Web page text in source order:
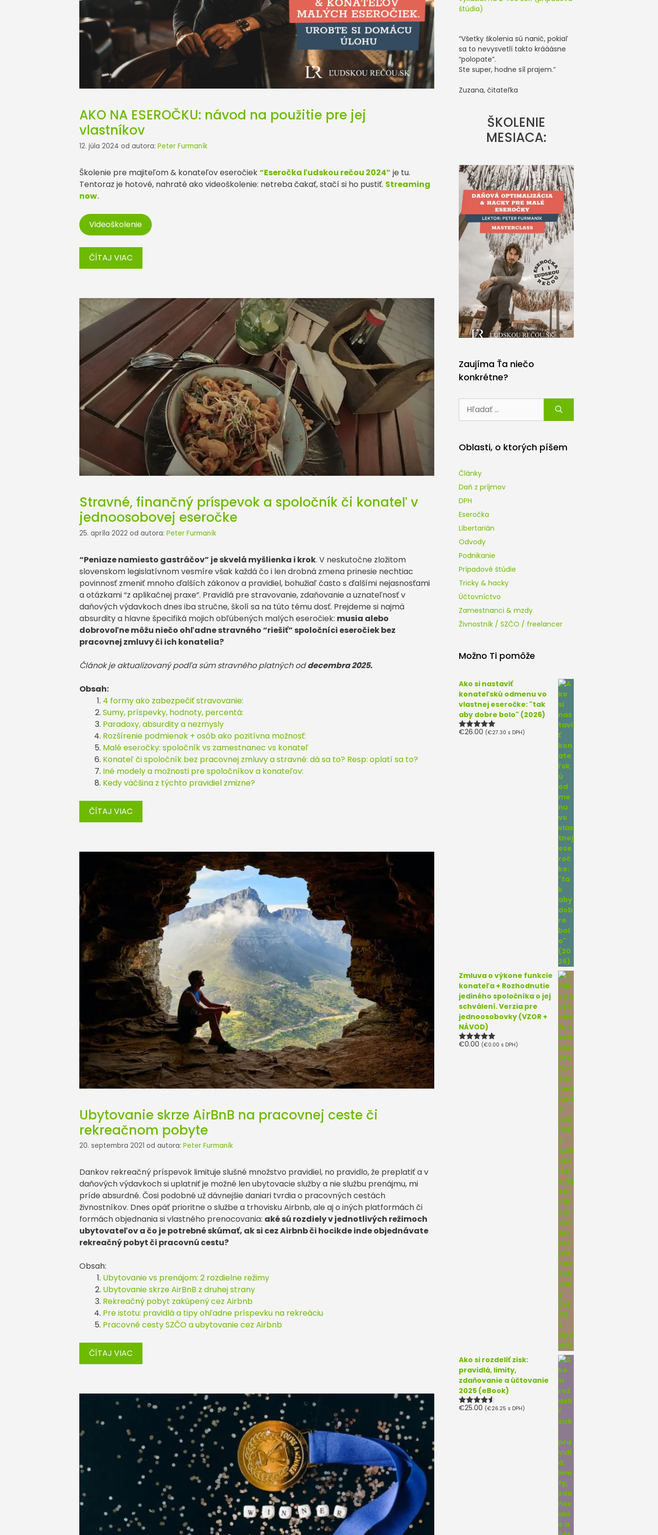
AKO NA ESEROČKU: návod na použitie pre jej
vlastníkov
12. júla 2024 od autora: Peter Furmaník
Školenie pre majiteľom & konateľov eseročiek“Eseročka ľudskou rečou 2024” je tu.
Tentoraz je hotové, nahraté ako videoškolenie: netreba čakať, stačí si ho pustiť. Streaming
now.
Videoškolenie
ČÍTAJ VIAC
Stravné, finančný príspevok a spoločník či konateľ v
jednoosobovej eseročke
25. apríla 2022 od autora: Peter Furmaník
“Peniaze namiesto gastráčov” je skvelá myšlienka i krok. V neskutočne zložitom
slovenskom legislatívnom vesmíre však každá čo i len drobná zmena prinesie nechtiac
povinnosť zmeniť mnoho ďalších zákonov a pravidiel, bohužiaľ často s ďalšími nejasnosťami
a otázkami “z aplikačnej praxe”. Pravidlá pre stravovanie, zdaňovanie a uznateľnosť v
daňových výdavkoch dnes iba stručne, školí sa na túto tému dosť. Prejdeme si najmä
absurdity a hlavne špecifiká mojich obľúbených malých eseročiek: musia alebo
dobrovoľne môžu niečo ohľadne stravného “riešiť” spoločníci eseročiek bez
pracovnej zmluvy či ich konatelia?
Článok je aktualizovaný podľa súm stravného platných oddecembra 2025.
Obsah:
4 formy ako zabezpečiť stravovanie:
Sumy, príspevky, hodnoty, percentá:
Paradoxy, absurdity a nezmysly
Rozšírenie podmienok + osôb ako pozitívna možnosť:
Malé eseročky: spoločník vs zamestnanec vs konateľ
Konateľ či spoločník bez pracovnej zmluvy a stravné: dá sa to? Resp: oplatí sa to?
Iné modely a možnosti pre spoločníkov a konateľov:
Kedy väčšina z týchto pravidiel zmizne?
ČÍTAJ VIAC
Ubytovanie skrze AirBnB na pracovnej ceste či
rekreačnom pobyte
20. septembra 2021 od autora: Peter Furmaník
Dankov rekreačný príspevok limituje slušné množstvo pravidiel, no pravidlo, že preplatiť a v
daňových výdavkoch si uplatniť je možné len ubytovacie služby a nie službu prenájmu, mi
príde absurdné. Čosi podobné už dávnejšie daniari tvrdia o pracovných cestách
živnostníkov. Dnes opäť prioritne o službe a trhovisku Airbnb, ale aj o iných platformách či
formách objednania si vlastného prenocovania: aké sú rozdiely v jednotlivých režimoch
ubytovateľov a čo je potrebné skúmať, ak si cez Airbnb či hocikde inde objednávate
rekreačný pobyt či pracovnú cestu?
Obsah:
Ubytovanie vs prenájom: 2 rozdielne režimy
Ubytovanie skrze AirBnB z druhej strany
Rekreačný pobyt zakúpený cez Airbnb
Pre istotu: pravidlá a tipy ohľadne príspevku na rekreáciu
Pracovné cesty SZČO a ubytovanie cez Airbnb
ČÍTAJ VIAC
štúdia)
“Všetky školenia sú nanič, pokiaľ
sa to nevysvetlí takto krááásne
“polopate”.
Ste super, hodne síl prajem.”
Zuzana, čitateľka
ŠKOLENIE
MESIACA:
Zaujíma Ťa niečo
konkrétne?
Oblasti, o ktorých píšem
Články
Daň z príjmov
DPH
Eseročka
Libertarián
Odvody
Podnikanie
Prípadové štúdie
Tricky & hacky
Účtovníctvo
Zamestnanci & mzdy
Živnostník / SZČO / freelancer
Možno Ti pomôže
Ako si nastaviť
konateľskú odmenu vo
vlastnej eseročke: "tak
aby dobre bolo" (2026)
Hodnotenie
€26.00 (€27.30 s DPH)
Zmluva o výkone funkcie
konateľa + Rozhodnutie
jediného spoločníka o jej
schválení. Verzia pre
jednoosobovky (VZOR +
NÁVOD)
Hodnotenie
€0.00 (€0.00 s DPH)
Ako si rozdeliť zisk:
pravidlá, limity,
zdaňovanie a účtovanie
2025 (eBook)
Hodnotenie
€25.00 (€26.25 s DPH)